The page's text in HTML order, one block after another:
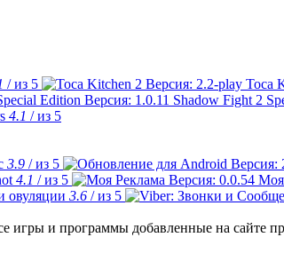
/ из 5 Toca
Shadow Fight 2
4.1 / из 5
3.9 / из 5
4.1 / из 5 Моя
овуляции 3.6 / из 5
и программы добавленные на сайте